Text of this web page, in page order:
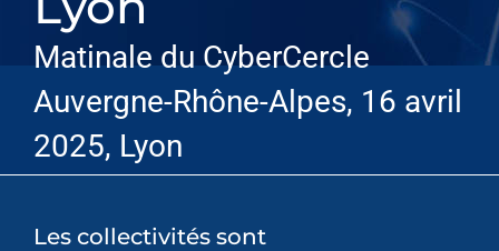
DEVENEZ PARTENAIRE
CONTACT
Matinale du CyberCercle
Auvergne-Rhône-Alpes, 16 avril
2025, Lyon
Les collectivités sont